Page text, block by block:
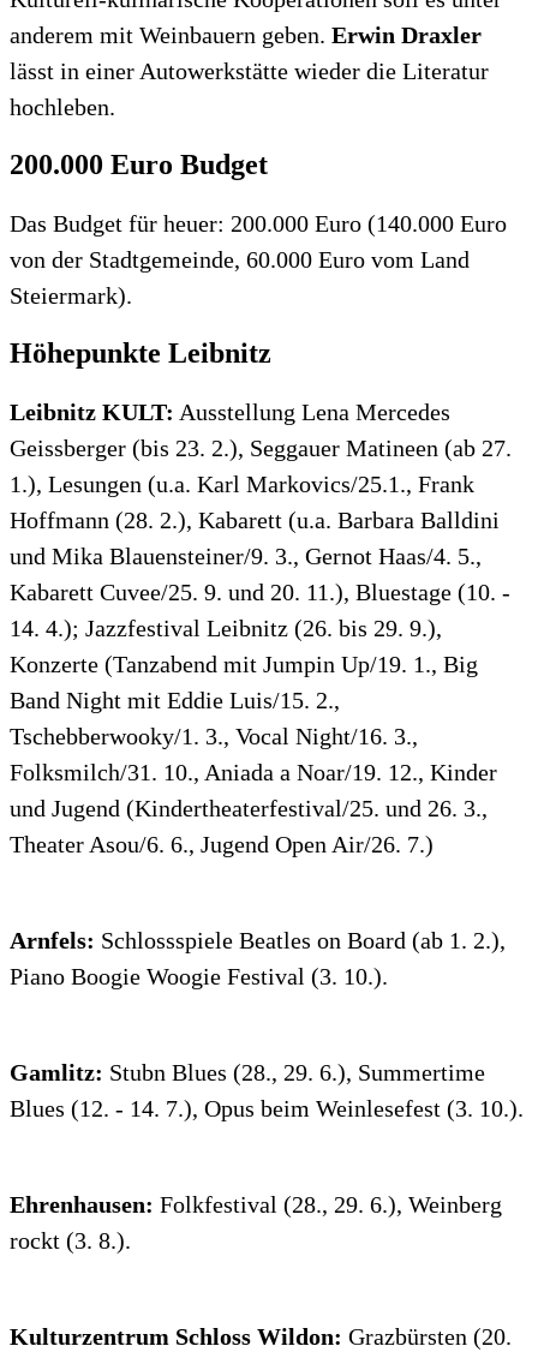
anderem mit Weinbauern geben. Erwin Draxler
lässt in einer Autowerkstätte wieder die Literatur
hochleben.
200.000 Euro Budget
Das Budget für heuer: 200.000 Euro (140.000 Euro
von der Stadtgemeinde, 60.000 Euro vom Land
Steiermark).
Höhepunkte Leibnitz
Leibnitz KULT: Ausstellung Lena Mercedes
Geissberger (bis 23. 2.), Seggauer Matineen (ab 27.
1.), Lesungen (u.a. Karl Markovics/25.1., Frank
Hoffmann (28. 2.), Kabarett (u.a. Barbara Balldini
und Mika Blauensteiner/9. 3., Gernot Haas/4. 5.,
Kabarett Cuvee/25. 9. und 20. 11.), Bluestage (10. -
14. 4.); Jazzfestival Leibnitz (26. bis 29. 9.),
Konzerte (Tanzabend mit Jumpin Up/19. 1., Big
Band Night mit Eddie Luis/15. 2.,
Tschebberwooky/1. 3., Vocal Night/16. 3.,
Folksmilch/31. 10., Aniada a Noar/19. 12., Kinder
und Jugend (Kindertheaterfestival/25. und 26. 3.,
Theater Asou/6. 6., Jugend Open Air/26. 7.)
Arnfels: Schlossspiele Beatles on Board (ab 1. 2.),
Piano Boogie Woogie Festival (3. 10.).
Gamlitz: Stubn Blues (28., 29. 6.), Summertime
Blues (12. - 14. 7.), Opus beim Weinlesefest (3. 10.).
Ehrenhausen: Folkfestival (28., 29. 6.), Weinberg
rockt (3. 8.).
Kulturzentrum Schloss Wildon: Grazbürsten (20.